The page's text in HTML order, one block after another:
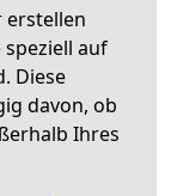
auf
Diese
davon, ob
Ihres